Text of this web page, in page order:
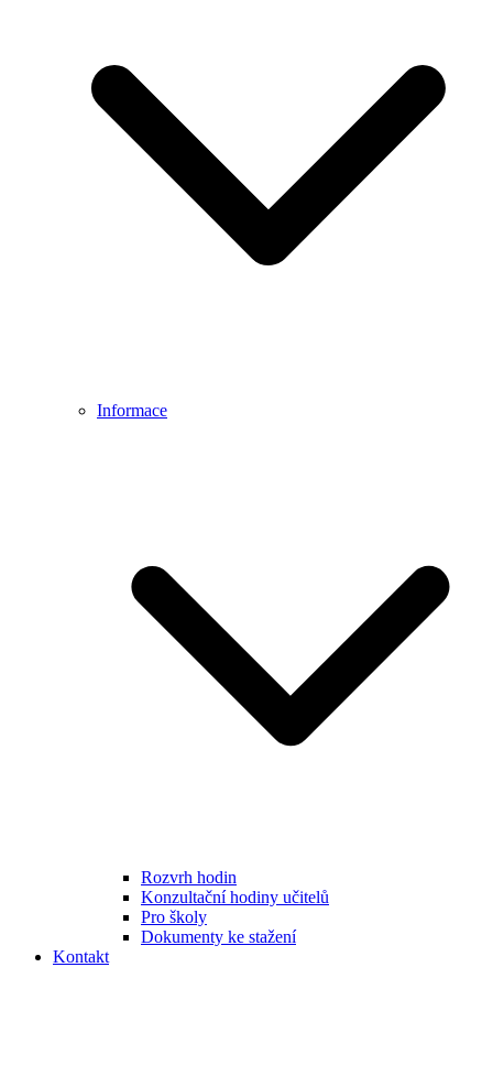
Informace
Rozvrh hodin
Konzultační hodiny učitelů
Pro školy
Dokumenty ke stažení
Kontakt